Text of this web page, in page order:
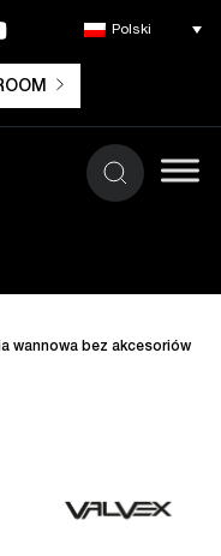
Polski
wannowa bez akcesoriów